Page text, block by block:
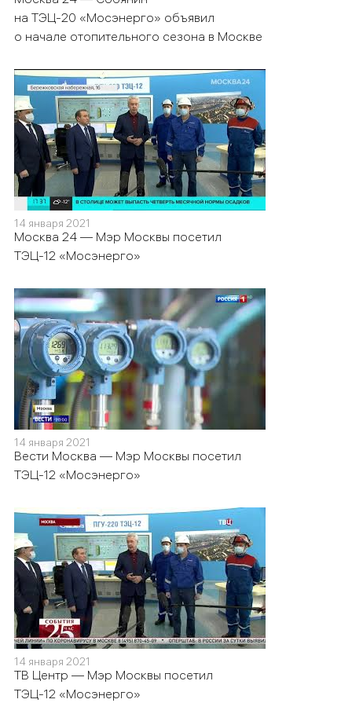
на ТЭЦ-20 «Мосэнерго» объявил
о начале отопительного сезона в Москве
14 января 2021
Москва 24 — Мэр Москвы посетил
ТЭЦ-12 «Мосэнерго»
14 января 2021
Вести Москва — Мэр Москвы посетил
ТЭЦ-12 «Мосэнерго»
14 января 2021
ТВ Центр — Мэр Москвы посетил
ТЭЦ-12 «Мосэнерго»